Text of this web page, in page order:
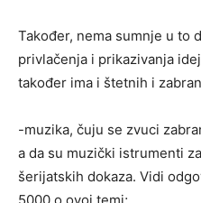
Također, nema sumnje u to
privlačenja i prikazivanja
također ima i štetnih i
-muzika, čuju se zvuci
a da su muzički istrumenti
šerijatskih dokaza. Vidi